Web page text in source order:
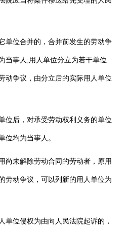
单位合并的，合并前发生的劳动争
当事人 ;用人单位分立为若干单位
动争议，由分立后的实际用人单位
位后，对承受劳动权利义务的单位
位均为当事人。
尚未解除劳动合同的劳动者，原用
劳动争议，可以列新的用人单位为
单位侵权为由向人民法院起诉的，